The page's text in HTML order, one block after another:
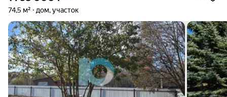
74,5 м² дом, участок